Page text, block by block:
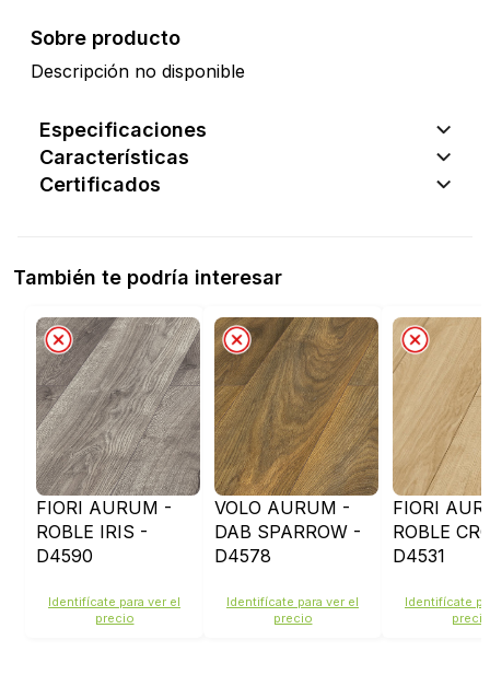
Sobre producto
Descripción no disponible
Especificaciones
Características
Certificados
También te podría interesar
FIORI AURUM -
ROBLE IRIS -
D4590
Identifícate para ver el
precio
VOLO AURUM -
DAB SPARROW -
D4578
Identifícate para ver el
precio
FIORI
ROBLE
D4531
Identifícate
precio